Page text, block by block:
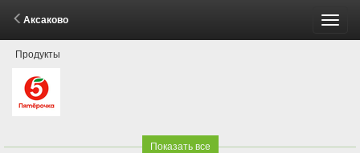
Аксаково
Продукты
Показать все